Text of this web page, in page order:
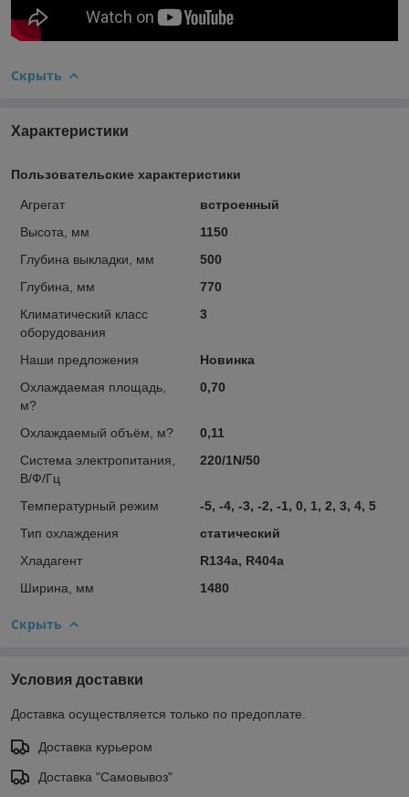
Скрыть
Характеристики
Пользовательские характеристики
Агрегат
встроенный
Высота, мм
1150
Глубина выкладки, мм
500
Глубина, мм
770
Климатический класс
оборудования
3
Наши предложения
Новинка
Охлаждаемая площадь,
м?
0,70
Охлаждаемый объём, м?
0,11
Система электропитания,
В/Ф/Гц
220/1N/50
Температурный режим
-5, -4, -3, -2, -1, 0, 1, 2, 3, 4, 5
Тип охлаждения
статический
Хладагент
R134a, R404a
Ширина, мм
1480
Скрыть
Условия доставки
Доставка осуществляется только по предоплате.
Доставка курьером
Доставка "Самовывоз"